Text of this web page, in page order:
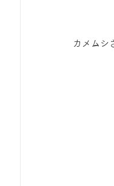
カメムシ